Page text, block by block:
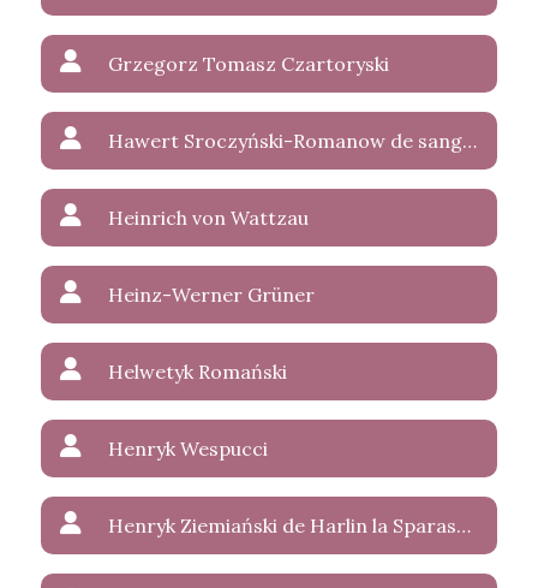
Grzegorz Tomasz Czartoryski
Hawert Sroczyński-Romanow de sanguinis Wettin-Weerland
Heinrich von Wattzau
Heinz-Werner Grüner
Helwetyk Romański
Henryk Wespucci
Henryk Ziemiański de Harlin la Sparasan